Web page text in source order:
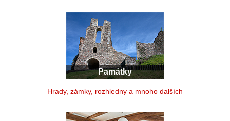
Památky
Hrady, zámky, rozhledny a mnoho dalších